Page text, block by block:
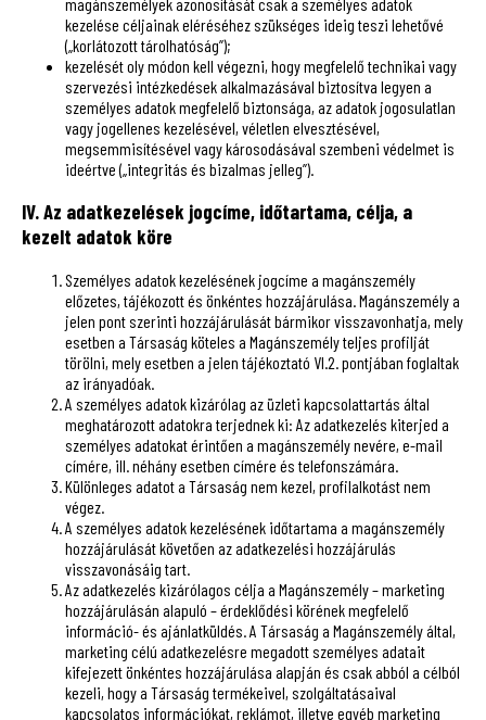
kezelése céljainak eléréséhez szükséges ideig teszi lehetővé
(„korlátozott tárolhatóság”);
kezelését oly módon kell végezni, hogy megfelelő technikai vagy
szervezési intézkedések alkalmazásával biztosítva legyen a
személyes adatok megfelelő biztonsága, az adatok jogosulatlan
vagy jogellenes kezelésével, véletlen elvesztésével,
megsemmisítésével vagy károsodásával szembeni védelmet is
ideértve („integritás és bizalmas jelleg”).
IV. Az adatkezelések jogcíme, időtartama, célja, a
kezelt adatok köre
Személyes adatok kezelésének jogcíme a magánszemély
előzetes, tájékozott és önkéntes hozzájárulása. Magánszemély a
jelen pont szerinti hozzájárulását bármikor visszavonhatja, mely
esetben a Társaság köteles a Magánszemély teljes profilját
törölni, mely esetben a jelen tájékoztató VI.2. pontjában foglaltak
az irányadóak.
A személyes adatok kizárólag az üzleti kapcsolattartás által
meghatározott adatokra terjednek ki: Az adatkezelés kiterjed a
személyes adatokat érintően a magánszemély nevére, e-mail
címére, ill. néhány esetben címére és telefonszámára.
Különleges adatot a Társaság nem kezel, profilalkotást nem
végez.
A személyes adatok kezelésének időtartama a magánszemély
hozzájárulását követően az adatkezelési hozzájárulás
visszavonásáig tart.
Az adatkezelés kizárólagos célja a Magánszemély – marketing
hozzájárulásán alapuló – érdeklődési körének megfelelő
információ- és ajánlatküldés. A Társaság a Magánszemély által,
marketing célú adatkezelésre megadott személyes adatait
kifejezett önkéntes hozzájárulása alapján és csak abból a célból
kezeli, hogy a Társaság termékeivel, szolgáltatásaival
kapcsolatos információkat, reklámot, illetve egyéb marketing